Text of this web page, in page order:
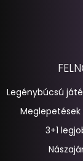
Legénybúcsú
3+1